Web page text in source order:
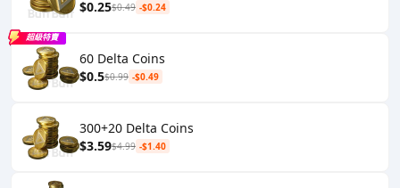
$0.25$0.49 -$0.24
60 Delta Coins
$0.5$0.99 -$0.49
超級特賣
300+20 Delta Coins
$3.59$4.99 -$1.40